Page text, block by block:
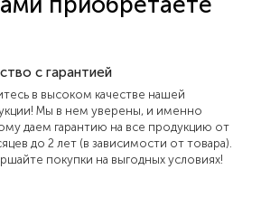
приобретаете
с гарантией
в высоком качестве нашей
Мы в нем уверены, и именно
даем гарантию на все продукцию от
до 2 лет (в зависимости от товара).
покупки на выгодных условиях!